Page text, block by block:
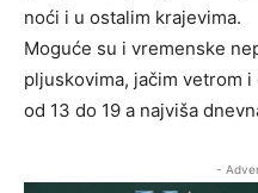
noći i u ostalim krajevima.
Moguće su i vremenske
pljuskovima, jačim vetrom
od 13 do 19 a najviša
-